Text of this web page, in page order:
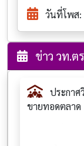
วันที่โพส:
ข่าว วท.ต
ประกาศ
ขายทอดตลาด